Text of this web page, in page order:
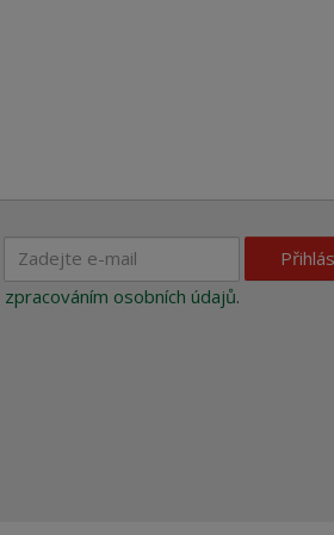
zpracováním osobních údajů.